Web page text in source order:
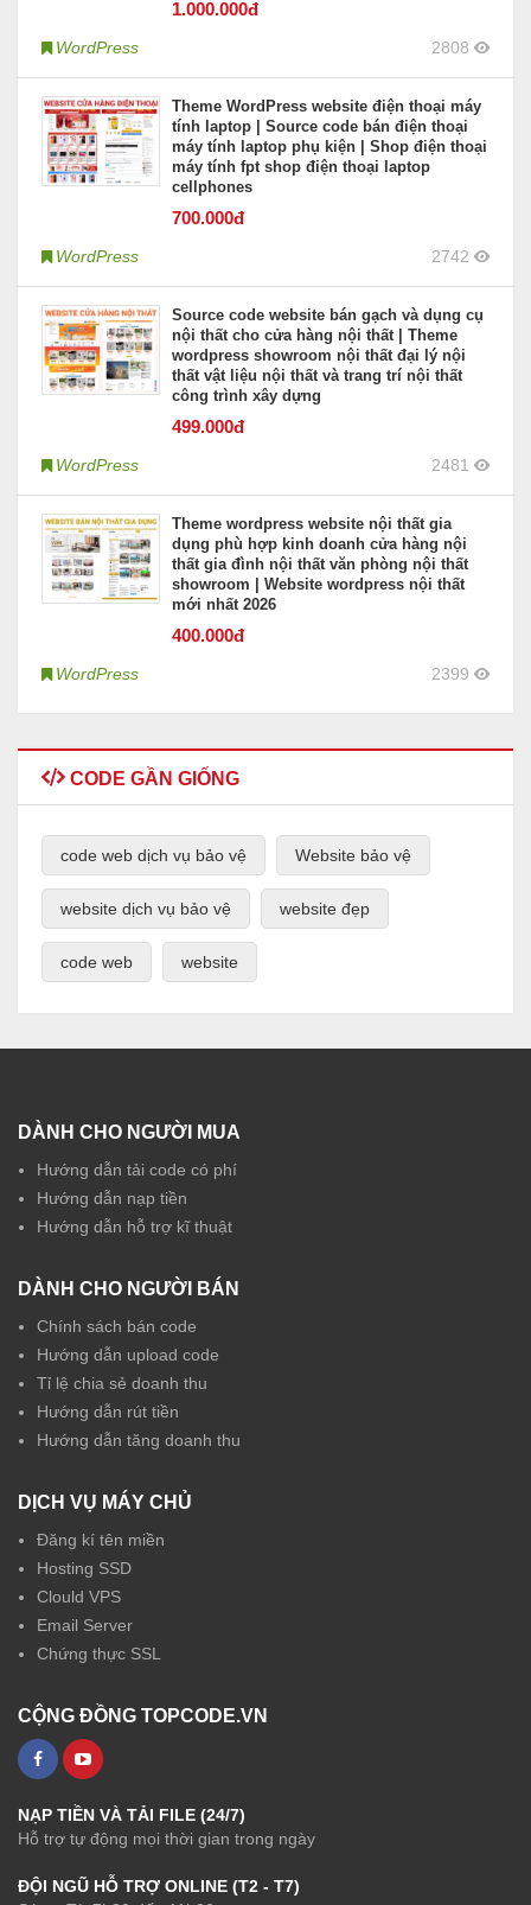
1.000.000đ
WordPress 2808
Theme WordPress website điện thoại máy
tính laptop | Source code bán điện thoại
máy tính laptop phụ kiện | Shop điện thoại
máy tính fpt shop điện thoại laptop
cellphones
700.000đ
WordPress 2742
Source code website bán gạch và dụng cụ
nội thất cho cửa hàng nội thất | Theme
wordpress showroom nội thất đại lý nội
thất vật liệu nội thất và trang trí nội thất
công trình xây dựng
499.000đ
WordPress 2481
Theme wordpress website nội thất gia
dụng phù hợp kinh doanh cửa hàng nội
thất gia đình nội thất văn phòng nội thất
showroom | Website wordpress nội thất
mới nhất 2026
400.000đ
WordPress 2399
CODE GẦN GIỐNG
code web dịch vụ bảo vệ Website bảo vệ
website dịch vụ bảo vệ website đẹp
code web website
DÀNH CHO NGƯỜI MUA
Hướng dẫn tải code có phí
Hướng dẫn nạp tiền
Hướng dẫn hỗ trợ kĩ thuật
DÀNH CHO NGƯỜI BÁN
Chính sách bán code
Hướng dẫn upload code
Tỉ lệ chia sẻ doanh thu
Hướng dẫn rút tiền
Hướng dẫn tăng doanh thu
DỊCH VỤ MÁY CHỦ
Đăng kí tên miền
Hosting SSD
Clould VPS
Email Server
Chứng thực SSL
CỘNG ĐỒNG TOPCODE.VN
NẠP TIỀN VÀ TẢI FILE (24/7)
Hỗ trợ tự động mọi thời gian trong ngày
ĐỘI NGŨ HỖ TRỢ ONLINE (T2 - T7)